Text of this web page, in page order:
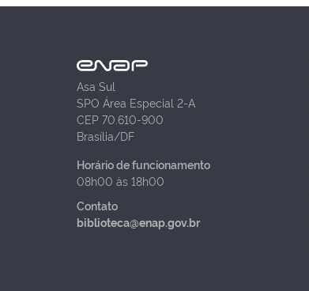
Asa Sul
SPO Área Especial 2-A
CEP 70.610-900
Brasília/DF
Horário de funcionamento
08h00 às 18h00
Contato
biblioteca@enap.gov.br